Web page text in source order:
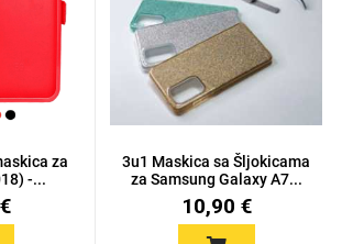
za
-...
3u1 Maskica sa Šljokicama
za Samsung Galaxy A7...
10,90 €